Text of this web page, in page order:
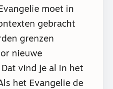
moet in
gebracht
grenzen
nieuwe
vind je al in het
het Evangelie de